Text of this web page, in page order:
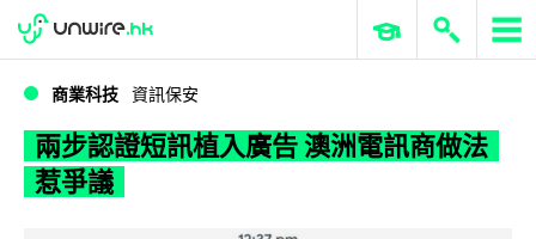
兩步認證短訊植入廣告 澳洲電訊商做法惹爭議
WWDC 2026 ERP 與商業 AI
商業科技 資訊保安
兩步認證短訊植入廣告 澳洲電訊商做法
惹爭議